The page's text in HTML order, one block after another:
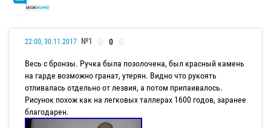
22:00, 30.11.2017 №1 0
Весь с бронзы. Ручка была позолочена, был красный камень
на гарде возможно гранат, утерян. Видно что рукоять
отливалась отдельно от лезвия, а потом припаивалось.
Рисунок похож как на легковых таллерах 1600 годов, заранее
благодарен.